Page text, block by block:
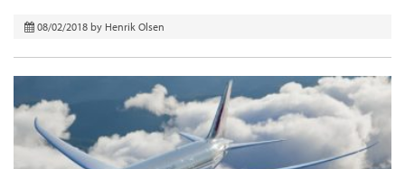
08/02/2018 by Henrik Olsen